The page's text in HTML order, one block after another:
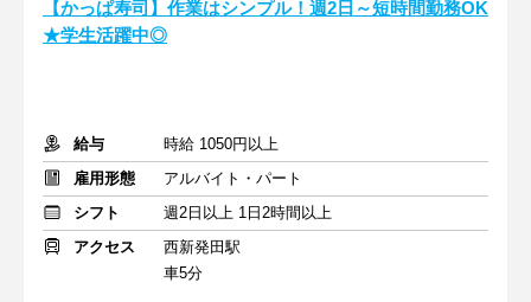
【かっぱ寿司】作業はシンプル！週2日～短時間勤務OK
★学生活躍中◎
給与
時給 1050円以上
雇用形態
アルバイト・パート
シフト
週2日以上 1日2時間以上
アクセス
西新発田駅
車5分